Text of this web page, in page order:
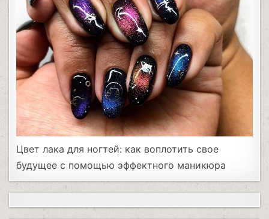
Цвет лака для ногтей: как воплотить свое
будущее с помощью эффектного маникюра